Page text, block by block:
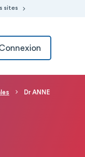
sites
Dr ANNE